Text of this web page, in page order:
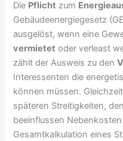
Die Pflicht zum
Gebäudeenergiegesetz
ausgelöst, wenn eine
vermietet oder verleast
zählt der Ausweis zu den
Interessenten die
können müssen.
späteren Streitigkeiten,
beeinflussen
Gesamtkalkulation eines